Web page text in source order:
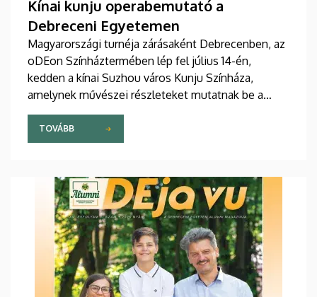
Kínai kunju operabemutató a
Debreceni Egyetemen
Magyarországi turnéja zárásaként Debrecenben, az
oDEon Színháztermében lép fel július 14-én,
kedden a kínai Suzhou város Kunju Színháza,
amelynek művészei részleteket mutatnak be a
több mint 600 éves Kun opera legszebb darabjából.
Az előadás a Debreceni Egyetem (DE)
Bölcsészettudományi Kar (BTK) Konfuciusz
Központtal és az Ott-Home International Meeting
Point-tal való együttműködés keretében valósul
TOVÁBB